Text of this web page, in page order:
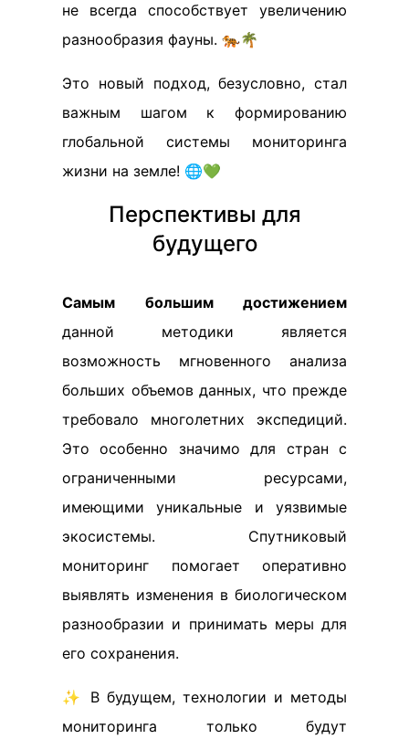
не всегда способствует увеличению
разнообразия фауны. 🐅🌴
Это новый подход, безусловно, стал
важным шагом к формированию
глобальной системы мониторинга
жизни на земле! 🌐💚
Перспективы для
будущего
Самым большим достижением
данной методики является
возможность мгновенного анализа
больших объемов данных, что прежде
требовало многолетних экспедиций.
Это особенно значимо для стран с
ограниченными ресурсами,
имеющими уникальные и уязвимые
экосистемы. Спутниковый
мониторинг помогает оперативно
выявлять изменения в биологическом
разнообразии и принимать меры для
его сохранения.
✨ В будущем, технологии и методы
мониторинга только будут